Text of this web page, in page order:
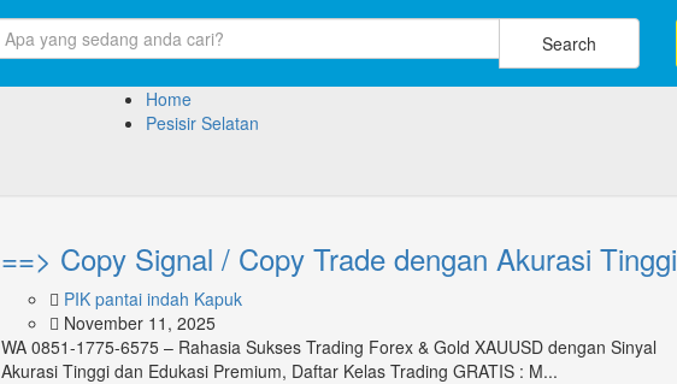
Search
Home
Pesisir Selatan
==> Copy Signal / Copy Trade dengan Akurasi Tinggi
PIK pantai indah Kapuk
November 11, 2025
WA 0851-1775-6575 – Rahasia Sukses Trading Forex & Gold XAUUSD dengan Sinyal
Akurasi Tinggi dan Edukasi Premium, Daftar Kelas Trading GRATIS : M...